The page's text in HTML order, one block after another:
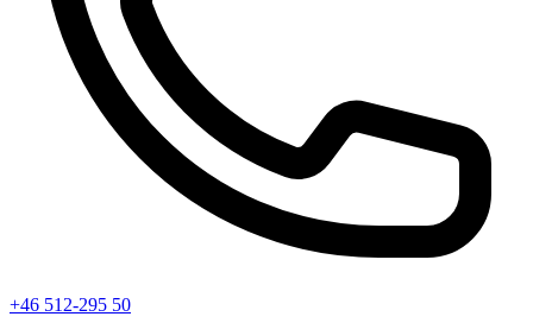
+46 512-295 50